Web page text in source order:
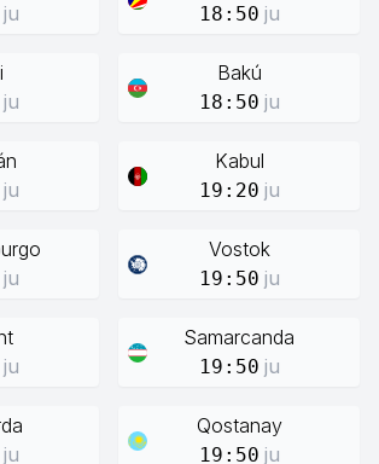
ju 18:50 ju
ju
Bakú
18:50 ju
ju
Kabul
19:20 ju
ju
Vostok
19:50 ju
ju
Samarcanda
19:50 ju
ju
Qostanay
19:50 ju